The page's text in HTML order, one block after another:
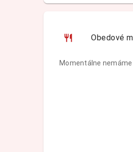
Obedové
Momentálne nemáme